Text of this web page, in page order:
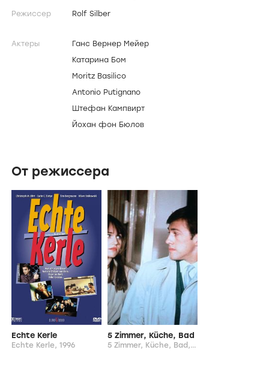
Режиссер Rolf Silber
Актеры
Ганс Вернер Мейер
Катарина Бом
Moritz Basilico
Antonio Putignano
Штефан Кампвирт
Йохан фон Бюлов
От режиссера
Echte Kerle
Echte Kerle, 1996
5 Zimmer, Küche, Bad
5 Zimmer, Küche, Bad,1992